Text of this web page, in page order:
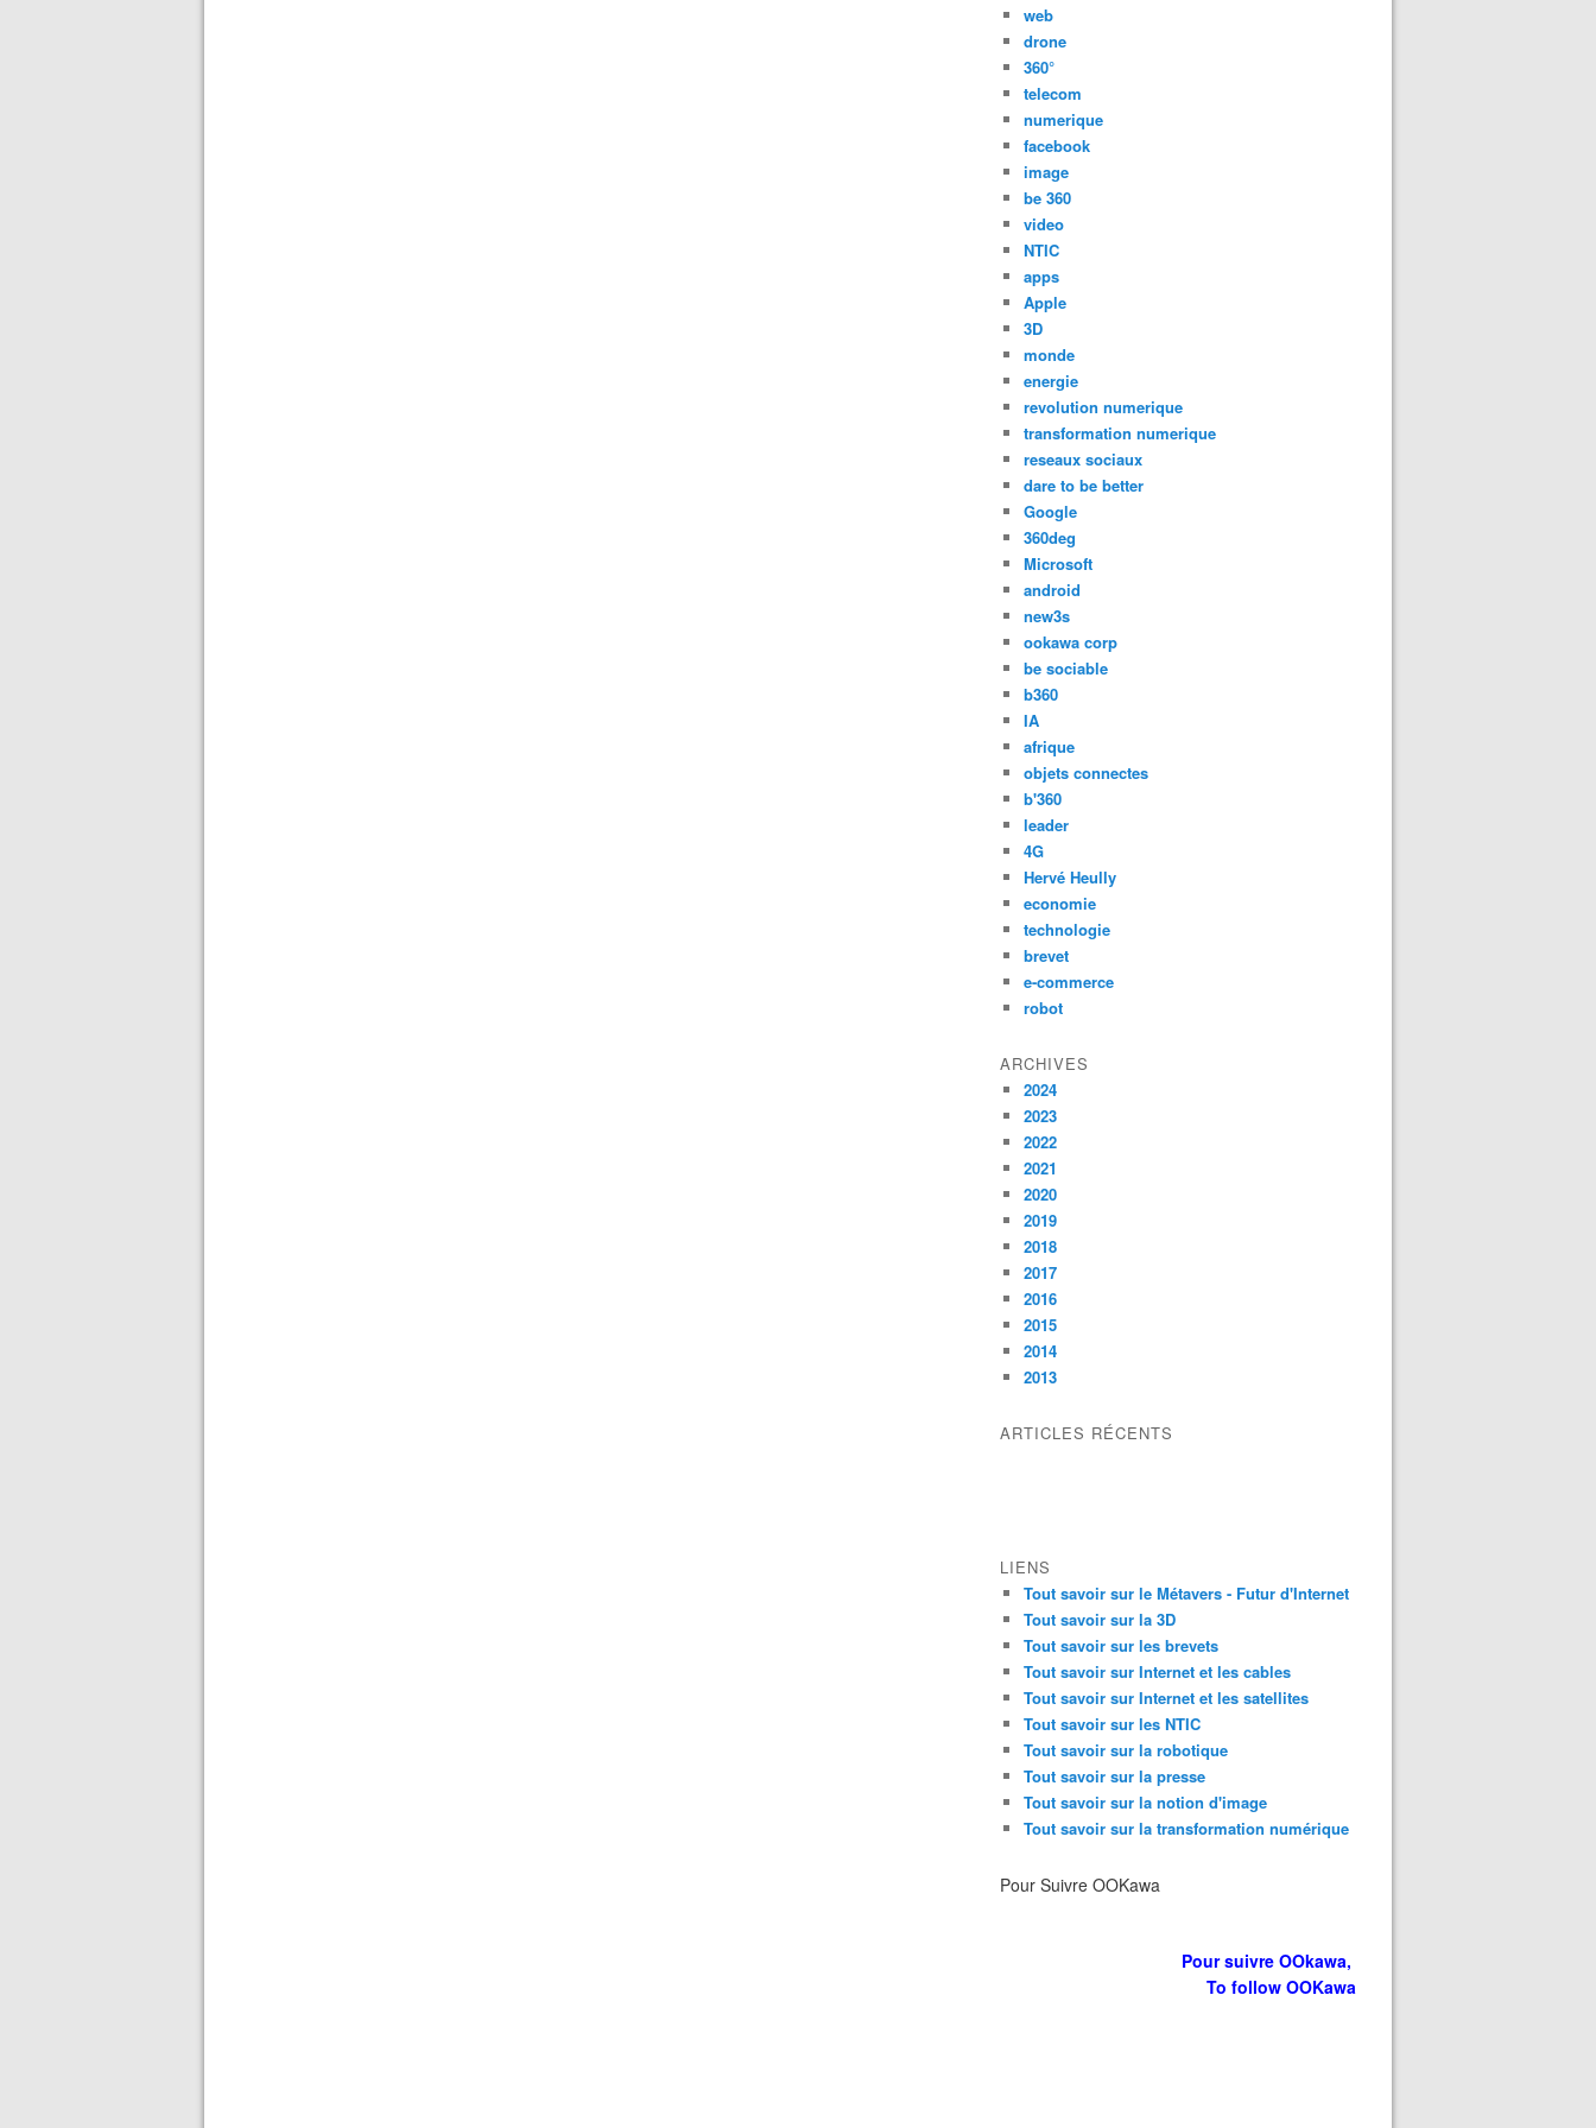
web
drone
360°
telecom
numerique
facebook
image
be 360
video
NTIC
apps
Apple
3D
monde
energie
revolution numerique
transformation numerique
reseaux sociaux
dare to be better
Google
360deg
Microsoft
android
new3s
ookawa corp
be sociable
b360
IA
afrique
objets connectes
b'360
leader
4G
Hervé Heully
economie
technologie
brevet
e-commerce
robot
ARCHIVES
2024
2023
2022
2021
2020
2019
2018
2017
2016
2015
2014
2013
ARTICLES RÉCENTS
LIENS
Tout savoir sur le Métavers - Futur d'Internet
Tout savoir sur la 3D
Tout savoir sur les brevets
Tout savoir sur Internet et les cables
Tout savoir sur Internet et les satellites
Tout savoir sur les NTIC
Tout savoir sur la robotique
Tout savoir sur la presse
Tout savoir sur la notion d'image
Tout savoir sur la transformation numérique
Pour Suivre OOKawa
Pour suivre OOkawa,
To follow OOKawa